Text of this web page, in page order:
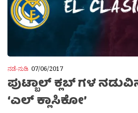
ನಡೆ-ನುಡಿ 07/06/2017
ಪುಟ್ಬಾಲ್ ಕ್ಲಬ್ ಗಳ
‘ಎಲ್ ಕ್ಲಾಸಿಕೋ’